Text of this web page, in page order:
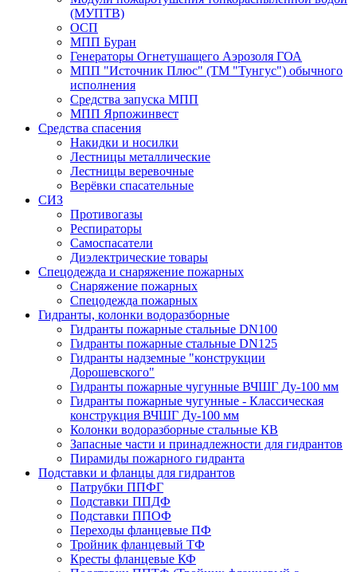
(МУПТВ)
ОСП
МПП Буран
Генераторы Огнетушащего Аэрозоля ГОА
МПП "Источник Плюс" (ТМ "Тунгус") обычного
исполнения
Средства запуска МПП
МПП Ярпожинвест
Средства спасения
Накидки и носилки
Лестницы металлические
Лестницы веревочные
Верёвки спасательные
СИЗ
Противогазы
Респираторы
Самоспасатели
Диэлектрические товары
Спецодежда и снаряжение пожарных
Снаряжение пожарных
Спецодежда пожарных
Гидранты, колонки водоразборные
Гидранты пожарные стальные DN100
Гидранты пожарные стальные DN125
Гидранты надземные "конструкции
Дорошевского"
Гидранты пожарные чугунные ВЧШГ Ду-100 мм
Гидранты пожарные чугунные - Классическая
конструкция ВЧШГ Ду-100 мм
Колонки водоразборные стальные КВ
Запасные части и принадлежности для гидрантов
Пирамиды пожарного гидранта
Подставки и фланцы для гидрантов
Патрубки ППФГ
Подставки ППДФ
Подставки ППОФ
Переходы фланцевые ПФ
Тройник фланцевый ТФ
Кресты фланцевые КФ